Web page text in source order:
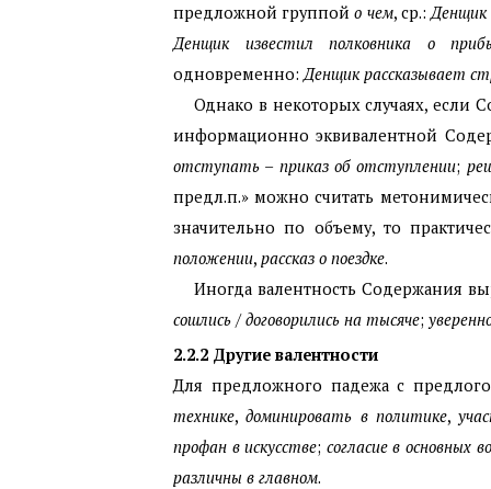
предложной группойо чем, ср.: Денщик
Денщик известил полковника о
одновременно: Денщик рассказывает
Однако в некоторых случаях, если
информационно эквивалентной
отступать – приказ об отступлении;
предл.п.» можно считать
значительно по объему, то
положении, рассказ о поездке.
Иногда валентность Содержания
сошлись /договорились на тысяче;
2.2.2 Другие валентности
Для предложного падежа с
технике,доминировать в политике,
профан в искусстве; согласие в основных
различны в главном.